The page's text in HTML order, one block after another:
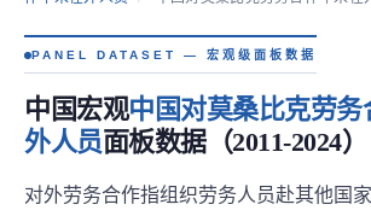
PANEL DATASET — 宏观级面板数据
中国宏观中国对莫桑比克劳务
外人员面板数据（2011-2024）
对外劳务合作指组织劳务人员赴其他国